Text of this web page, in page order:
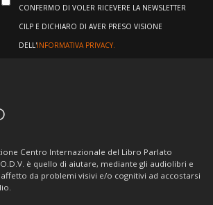
CONFERMO DI VOLER RICEVERE LA NEWSLETTER
CILP E DICHIARO DI AVER PRESO VISIONE
DELL'INFORMATIVA PRIVACY.
Centro Internazionale del Libro Parlato
è quello di aiutare, mediante gli audiolibri e
da problemi visivi e/o cognitivi ad accostarsi